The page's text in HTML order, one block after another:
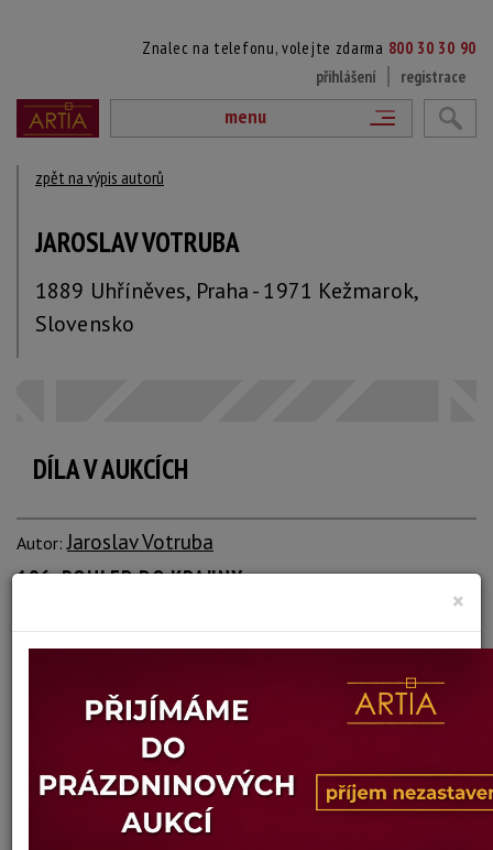
Znalec na telefonu, volejte zdarma 800 30 30 90
přihlášení
registrace
menu
zpět na výpis autorů
JAROSLAV VOTRUBA
1889 Uhříněves, Praha - 1971 Kežmarok,
Slovensko
DÍLA V AUKCÍCH
Autor:Jaroslav Votruba
196. POHLED DO KRAJINY
Vyvolávací cena: 1 000 Kč
×